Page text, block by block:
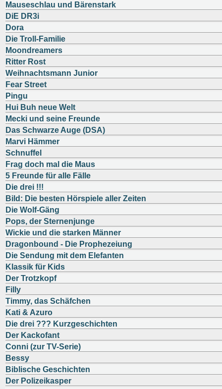
Mauseschlau und Bärenstark
DiE DR3i
Dora
Die Troll-Familie
Moondreamers
Ritter Rost
Weihnachtsmann Junior
Fear Street
Pingu
Hui Buh neue Welt
Mecki und seine Freunde
Das Schwarze Auge (DSA)
Marvi Hämmer
Schnuffel
Frag doch mal die Maus
5 Freunde für alle Fälle
Die drei !!!
Bild: Die besten Hörspiele aller Zeiten
Die Wolf-Gäng
Pops, der Sternenjunge
Wickie und die starken Männer
Dragonbound - Die Prophezeiung
Die Sendung mit dem Elefanten
Klassik für Kids
Der Trotzkopf
Filly
Timmy, das Schäfchen
Kati & Azuro
Die drei ??? Kurzgeschichten
Der Kackofant
Conni (zur TV-Serie)
Bessy
Biblische Geschichten
Der Polizeikasper